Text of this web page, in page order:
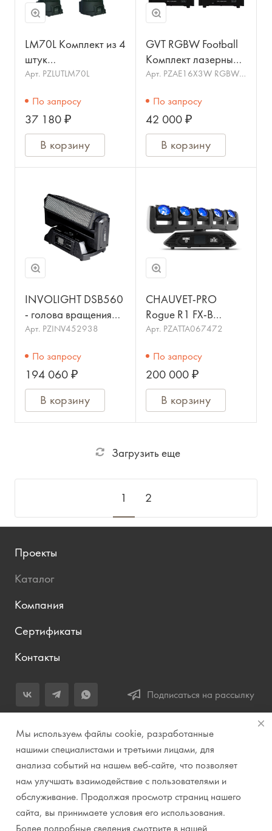
LM70L Комплект из 4
штук
моторизированных
прожекторов с
лазером, 6х8Вт, BIG
DIPPER
Арт. PZLUTLM70L
По запросу
37 180 ₽
В корзину
GVT RGBW Football
Комплект лазерных
проекторов RGBW
Арт. PZAE16X3W RGBW
По запросу
42 000 ₽
В корзину
INVOLIGHT DSB560
- голова вращения
LED 5x 60Вт RGBW,
RGB, DMX-512, Art-
Net
Арт. PZINV452938
По запросу
194 060 ₽
В корзину
CHAUVET-PRO
Rogue R1 FX-B
светодиодный
5х15Вт RGBW
Арт. PZATTA067472
По запросу
200 000 ₽
В корзину
Загрузить еще
1 2
Проекты
Каталог
Компания
Сертификаты
Контакты
Подписаться на рассылку
+7 (343) 283-04-11
Заказать звонок
info@prirodazvuka.ru
620144, г. Екатеринбург, ул. Хохрякова, д. 98, салон 27, ТЦ
«Весенний», 2 этаж, Центральный вход с ул. Куйбышева
Мы используем файлы cookie, разработанные
нашими специалистами и третьими лицами, для
анализа событий на нашем веб-сайте, что позволяет
нам улучшать взаимодействие с пользователями и
обслуживание. Продолжая просмотр страниц нашего
сайта, вы принимаете условия его использования.
Более подробные сведения смотрите в нашей